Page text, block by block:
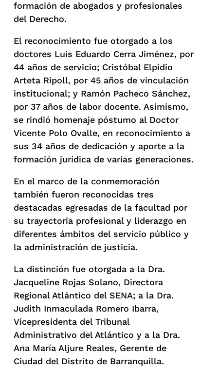
formación de abogados y profesionales
del Derecho.
El reconocimiento fue otorgado a los
doctores Luis Eduardo Cerra Jiménez, por
44 años de servicio; Cristóbal Elpidio
Arteta Ripoll, por 45 años de vinculación
institucional; y Ramón Pacheco Sánchez,
por 37 años de labor docente. Asimismo,
se rindió homenaje póstumo al Doctor
Vicente Polo Ovalle, en reconocimiento a
sus 34 años de dedicación y aporte a la
formación jurídica de varias generaciones.
En el marco de la conmemoración
también fueron reconocidas tres
destacadas egresadas de la facultad por
su trayectoria profesional y liderazgo en
diferentes ámbitos del servicio público y
la administración de justicia.
La distinción fue otorgada a la Dra.
Jacqueline Rojas Solano, Directora
Regional Atlántico del SENA; a la Dra.
Judith Inmaculada Romero Ibarra,
Vicepresidenta del Tribunal
Administrativo del Atlántico y a la Dra.
Ana María Aljure Reales, Gerente de
Ciudad del Distrito de Barranquilla.